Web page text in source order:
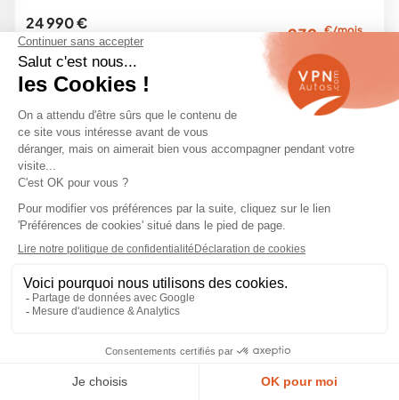
24 990 €
29 700 € -16 %
239 €/mois
10 km - 2026
Hybride -Automatique
Garantie
Exclu Web
SATISFAIT LIVRAISON Achat
Le Citroën C3 Aircross reconditionnée est le petit SUV